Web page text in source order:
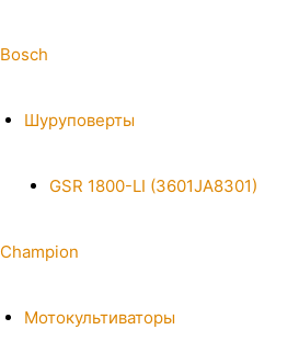
Bosch
Шуруповерты
GSR 1800-LI (3601JA8301)
Champion
Мотокультиваторы